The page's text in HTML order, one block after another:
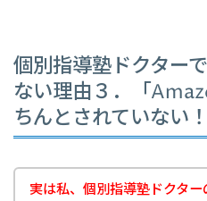
個別指導塾ドクター
ない理由３．「
ちんとされていない！
実は私、個別指導塾ドクタ